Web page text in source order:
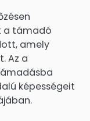
a támadó
amely
Az a
képességeit